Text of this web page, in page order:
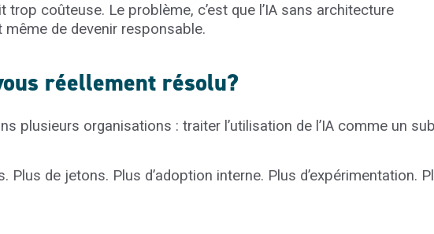
trop coûteuse. Le problème, c’est que l’IA sans architecture
de devenir responsable.
réellement résolu?
plusieurs organisations : traiter l’utilisation de l’IA comme un
Plus de jetons. Plus d’adoption interne. Plus d’expérimentation.